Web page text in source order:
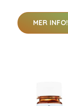
MER INFO!